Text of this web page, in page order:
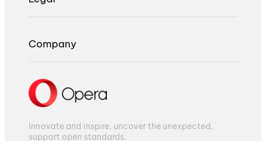
Company
Innovate and inspire, uncover the unexpected,
support open standards.